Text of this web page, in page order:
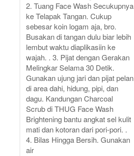
2. Tuang Face Wash Secukupnya
ke Telapak Tangan. Cukup
sebesar koin logam aja, bro.
Busakan di tangan dulu biar lebih
lembut waktu diaplikasiin ke
wajah. . 3. Pijat dengan Gerakan
Melingkar Selama 30 Detik.
Gunakan ujung jari dan pijat pelan
di area dahi, hidung, pipi, dan
dagu. Kandungan Charcoal
Scrub di THUG Face Wash
Brightening bantu angkat sel kulit
mati dan kotoran dari pori-pori. .
4. Bilas Hingga Bersih. Gunakan
air